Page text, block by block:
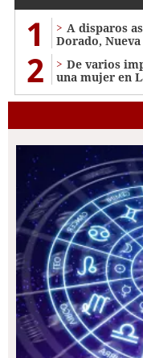
1
A disparos
Dorado,
2
De varios
una mujer en